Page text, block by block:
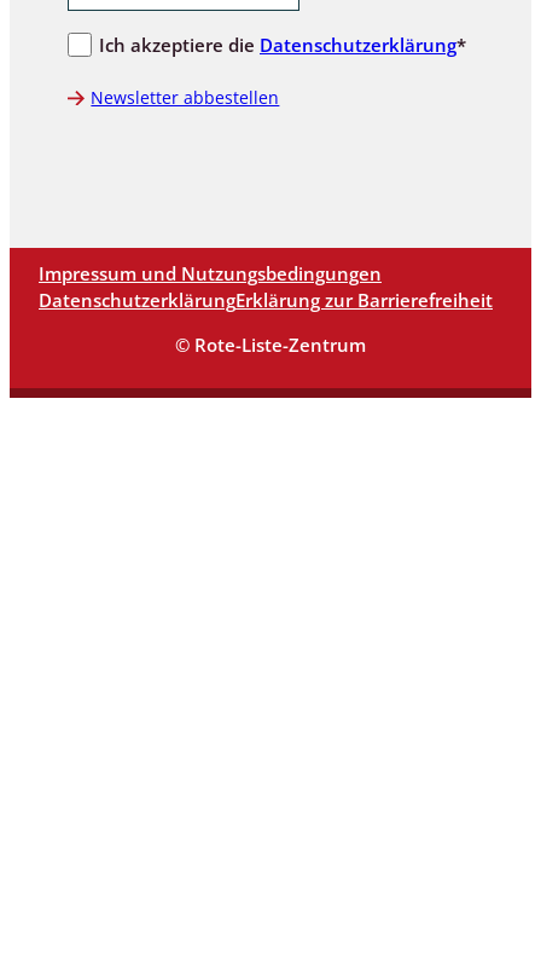
Ich akzeptiere die Datenschutzerklärung*
Newsletter abbestellen
Impressum und Nutzungsbedingungen
DatenschutzerklärungErklärung zur Barrierefreiheit
© Rote-Liste-Zentrum